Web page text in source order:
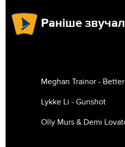
Раніше
Meghan Trainor -
Lykke Li - Gunshot
Olly Murs & Demi